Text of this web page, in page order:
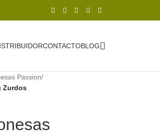
CONTACTOBLOG
Passion/
Zurdos